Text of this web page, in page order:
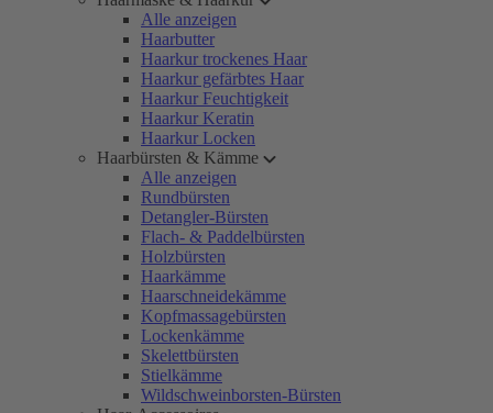
Alle anzeigen
Haarbutter
Haarkur trockenes Haar
Haarkur gefärbtes Haar
Haarkur Feuchtigkeit
Haarkur Keratin
Haarkur Locken
Haarbürsten & Kämme
Alle anzeigen
Rundbürsten
Detangler-Bürsten
Flach- & Paddelbürsten
Holzbürsten
Haarkämme
Haarschneidekämme
Kopfmassagebürsten
Lockenkämme
Skelettbürsten
Stielkämme
Wildschweinborsten-Bürsten